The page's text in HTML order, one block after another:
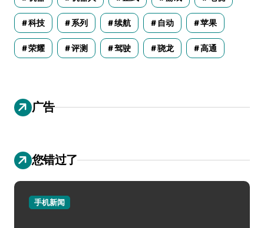
科技 系列 续航 自动 苹果
荣耀 评测 驾驶 骁龙 高通
广告
您错过了
手机新闻